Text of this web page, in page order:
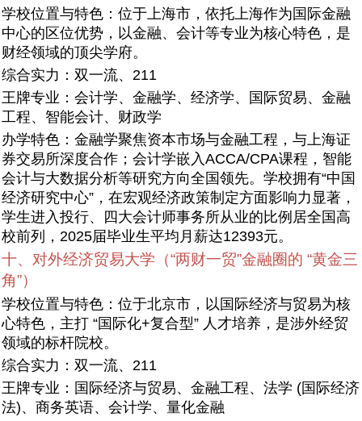
学校位置与特色：位于上海市，依托上海作为国际金融
中心的区位优势，以金融、会计等专业为核心特色，是
财经领域的顶尖学府。
综合实力：双一流、211
王牌专业：会计学、金融学、经济学、国际贸易、金融
工程、智能会计、财政学
办学特色：金融学聚焦资本市场与金融工程，与上海证
券交易所深度合作；会计学嵌入ACCA/CPA课程，智能
会计与大数据分析等研究方向全国领先。学校拥有“中国
经济研究中心”，在宏观经济政策制定方面影响力显著，
学生进入投行、四大会计师事务所从业的比例居全国高
校前列，2025届毕业生平均月薪达12393元。
十、对外经济贸易大学（“两财一贸”金融圈的 “黄金三
角”）
学校位置与特色：位于北京市，以国际经济与贸易为核
心特色，主打 “国际化+复合型” 人才培养，是涉外经贸
领域的标杆院校。
综合实力：双一流、211
王牌专业：国际经济与贸易、金融工程、法学 (国际经济
法)、商务英语、会计学、量化金融